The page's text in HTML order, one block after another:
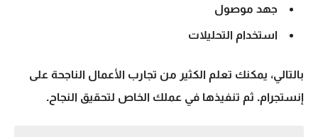
جهد موصول
استخدام التحليلات
بالتالي، يمكنك تعلم الكثير من تجارب الأعمال الناجحة على
إنستجرام. ثم تنفيذها في عملك الخاص لتحقيق النجاح.